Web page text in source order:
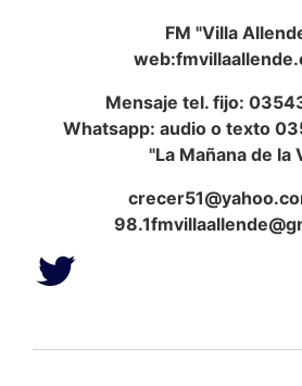
FM "Villa
Mensaje tel. fijo:
Whatsapp: audio o texto
"La Mañana de la